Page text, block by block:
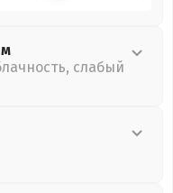
слабый